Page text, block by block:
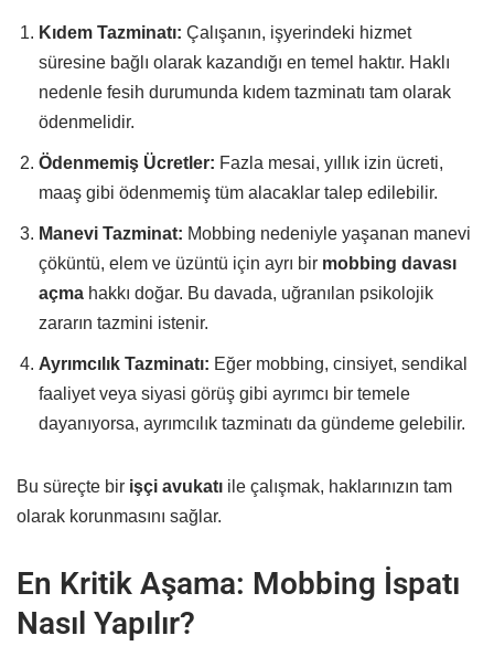
Kıdem Tazminatı: Çalışanın, işyerindeki hizmet
süresine bağlı olarak kazandığı en temel haktır. Haklı
nedenle fesih durumunda kıdem tazminatı tam olarak
ödenmelidir.
Ödenmemiş Ücretler: Fazla mesai, yıllık izin ücreti,
maaş gibi ödenmemiş tüm alacaklar talep edilebilir.
Manevi Tazminat: Mobbing nedeniyle yaşanan manevi
çöküntü, elem ve üzüntü için ayrı bir mobbing davası
açma hakkı doğar. Bu davada, uğranılan psikolojik
zararın tazmini istenir.
Ayrımcılık Tazminatı: Eğer mobbing, cinsiyet, sendikal
faaliyet veya siyasi görüş gibi ayrımcı bir temele
dayanıyorsa, ayrımcılık tazminatı da gündeme gelebilir.
Bu süreçte bir işçi avukatı ile çalışmak, haklarınızın tam
olarak korunmasını sağlar.
En Kritik Aşama: Mobbing İspatı
Nasıl Yapılır?